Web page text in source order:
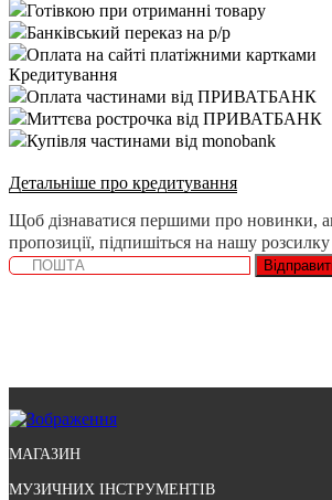
Готівкою при отриманні товару
Банківський переказ на р/р
Оплата на сайті платіжними картками
Кредитування
Оплата частинами від ПРИВАТБАНК
Миттєва рострочка від ПРИВАТБАНК
Купівля частинами від monobank
Детальніше про кредитування
Щоб дізнаватися першими про новинки,
пропозиції, підпишіться на нашу розсилку
МАГАЗИН
МУЗИЧНИХ ІНСТРУМЕНТІВ